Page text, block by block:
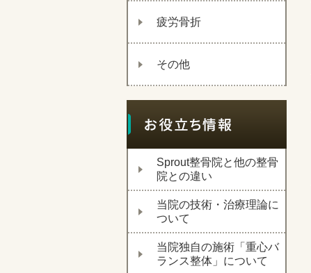
疲労骨折
その他
Sprout整骨院と他の整骨
院との違い
当院の技術・治療理論に
ついて
当院独自の施術「重心バ
ランス整体」について